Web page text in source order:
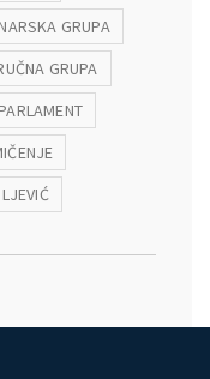
GRUPA
GRUPA